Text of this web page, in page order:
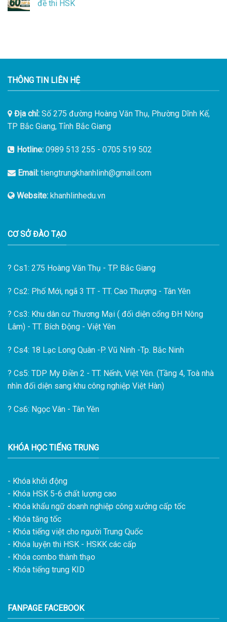
đề thi HSK
THÔNG TIN LIÊN HỆ
Địa chỉ: Số 275 đường Hoàng Văn Thụ, Phường Dĩnh Kế,
TP Bắc Giang, Tỉnh Bắc Giang
Hotline: 0989 513 255 - 0705 519 502
Email: tiengtrungkhanhlinh@gmail.com
Website: khanhlinhedu.vn
CƠ SỞ ĐÀO TẠO
? Cs1: 275 Hoàng Văn Thụ - TP. Bắc Giang
? Cs2: Phố Mới, ngã 3 TT - TT. Cao Thượng - Tân Yên
? Cs3: Khu dân cư Thương Mại ( đối diện cổng ĐH Nông
Lâm) - TT. Bích Động - Việt Yên
? Cs4: 18 Lạc Long Quân -P. Vũ Ninh -Tp. Bắc Ninh
? Cs5: TDP My Điền 2 - TT. Nếnh, Việt Yên. (Tầng 4, Toà nhà
nhìn đối diện sang khu công nghiệp Việt Hàn)
? Cs6: Ngọc Vân - Tân Yên
KHÓA HỌC TIẾNG TRUNG
- Khóa khởi động
- Khóa HSK 5-6 chất lượng cao
- Khóa khẩu ngữ doanh nghiệp công xưởng cấp tốc
- Khóa tăng tốc
- Khóa tiếng việt cho người Trung Quốc
- Khóa luyện thi HSK - HSKK các cấp
- Khóa combo thành thạo
- Khóa tiếng trung KID
FANPAGE FACEBOOK